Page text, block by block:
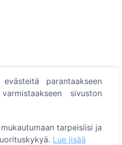
Tietoa
kysymykset
parantaakseen
sivuston
tarpeisiisi ja
Lue lisää